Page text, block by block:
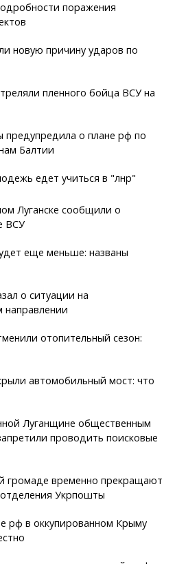
поражения
новую причину ударов по
пленного бойца ВСУ на
предупредила о плане рф по
Балтии
едет учиться в "лнр"
Луганске сообщили о
ВСУ
еще меньше: названы
о ситуации на
отопительный сезон:
автомобильный мост: что
Луганщине общественным
проводить поисковые
громаде временно прекращают
Укрпошты
рф в оккупированном Крыму